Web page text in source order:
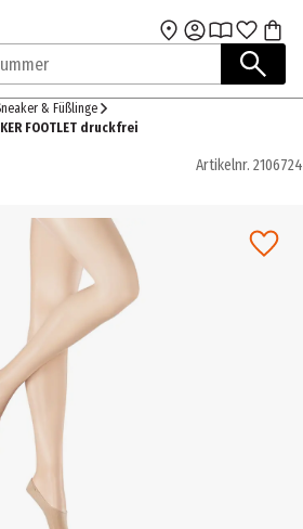
Zum Hauptinhalt
& Füßlinge
FOOTLET druckfrei
Artikelnr. 2106724